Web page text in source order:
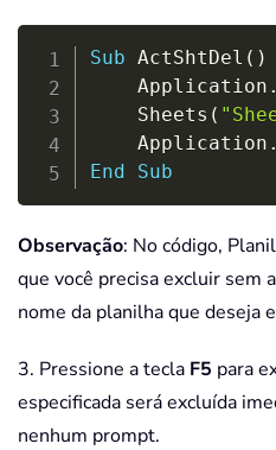
Sub ActShtDel ( )
    Application
.
    Sheets
(
    Application
.
End
Sub
Observação: No código,
que você precisa excluir sem
nome da planilha que deseja
3. Pressione a tecla F5 para
especificada será excluída
nenhum prompt.